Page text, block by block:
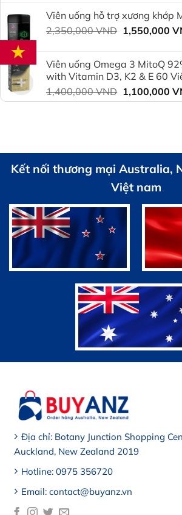
là:
2,350,000
Viên uống hỗ trợ xương khớp
2,350,000VND Giá
2,350,000
1,550,000
Viên uống Omega 3 MitoQ
with Vitamin D3, K2 & E 60
1,400,000VND Giá
gốc
1,100,000
Kết nối thương mại Australia,
Việt nam
Địa chỉ: Botany Junction Shopping
Auckland, New Zealand 2019
Hotline: 0975 356720
Email: contact@buyanz.vn